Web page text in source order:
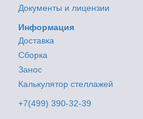
Документы и лицензии
Информация
Доставка
Сборка
Занос
Калькулятор стеллажей
+7(499) 390-32-39